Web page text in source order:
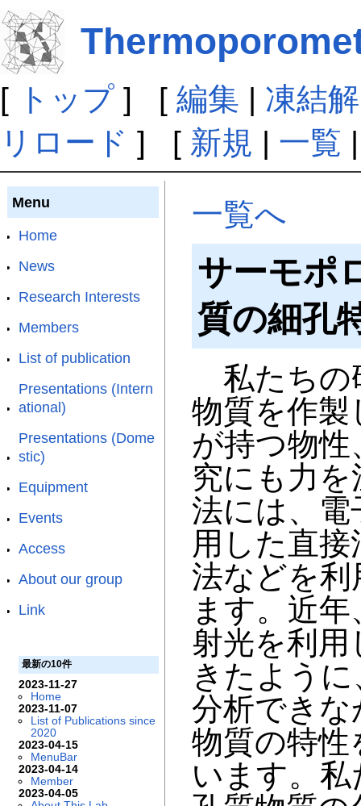
[ トップ ] [ 編集 | 凍結
リロード ] [ 新規 | 一覧
Menu
Home
News
Research Interests
Members
List of publication
Presentations (Intern
ational)
Presentations (Dome
stic)
Equipment
Events
Access
About our group
Link
最新の10件
2023-11-27
Home
2023-11-07
List of Publications since
2020
2023-04-15
MenuBar
2023-04-14
Member
2023-04-05
一覧へ
サーモポ
質の細孔
私たちの
物質を作
が持つ物
究にも力
法には、電
用した直
法などを
ます。近
射光を利
きたよう
分析でき
物質の特
います。